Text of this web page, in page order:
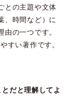
との主題や文体
、時間など）に
の一つです。
すい著作です。
だと理解してよ